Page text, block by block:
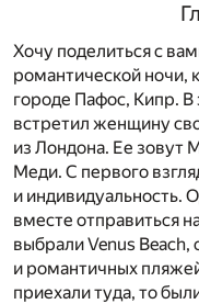
Хочу поделиться с
романтической ночи,
городе Пафос, Кипр.
встретил женщину
из Лондона. Ее зовут
Меди. С первого
и
вместе отправиться
выбрали Venus Beach,
и романтичных
приехали туда, то